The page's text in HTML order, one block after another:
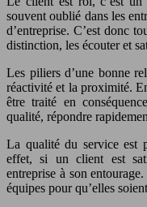
souvent oublié dans les
d’entreprise. C’est donc
distinction, les écouter et
Les piliers d’une bonne
réactivité et la proximité.
être traité en
qualité, répondre
La qualité du service est
effet, si un client est
entreprise à son
équipes pour qu’elles